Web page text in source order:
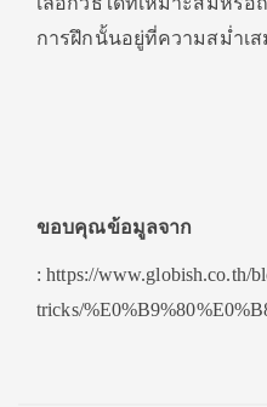
การฝึกนั้นอยู่ที่ความสม่ำเส
ขอบคุณข้อมูลจาก
: https://www.globish.co.th/
tricks/